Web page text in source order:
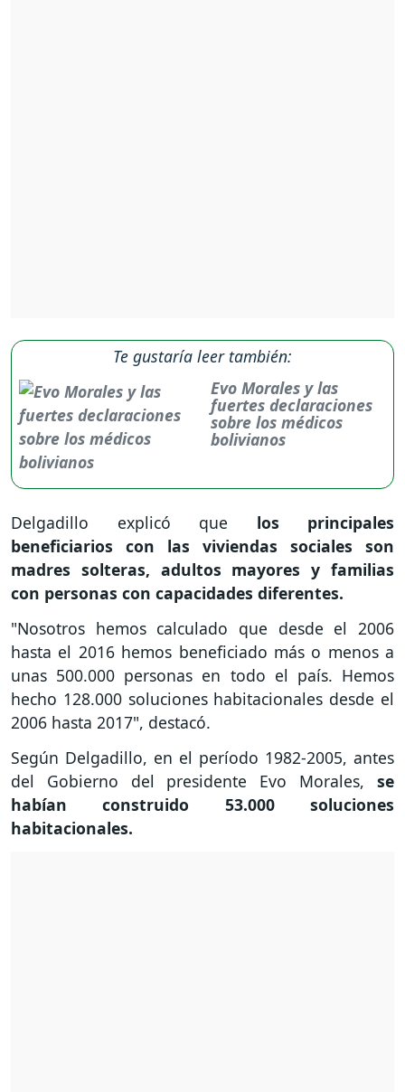
Te gustaría leer también:
Evo Morales y las
fuertes declaraciones
sobre los médicos
bolivianos
Delgadillo explicó que los principales
beneficiarios con las viviendas sociales son
madres solteras, adultos mayores y familias
con personas con capacidades diferentes.
"Nosotros hemos calculado que desde el 2006
hasta el 2016 hemos beneficiado más o menos a
unas 500.000 personas en todo el país. Hemos
hecho 128.000 soluciones habitacionales desde el
2006 hasta 2017", destacó.
Según Delgadillo, en el período 1982-2005, antes
del Gobierno del presidente Evo Morales, se
habían construido 53.000 soluciones
habitacionales.